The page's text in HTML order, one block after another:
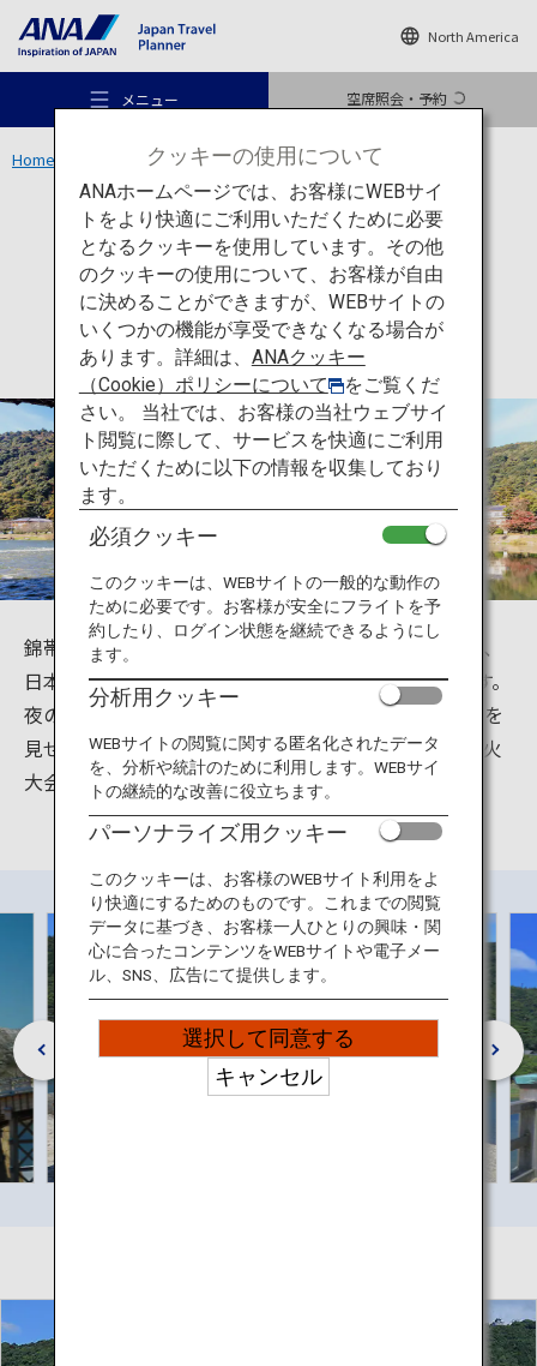
North America
メニュー 空席照会・予約
おすすめの旅
旅のアイデア
行き先
旅のお役立ち情報
ANA サービス
Home 中国エリア 錦帯橋
文化 山口
錦帯橋
錦帯橋は山口県岩国市岩国にある国指定の名勝であり、
日本三名橋の1つと言われる日本を代表する木造橋です。
夜のライトアップは特に人気。また、四季折々の表情を
見せてくれる錦帯橋は、桜の時期や周辺で行われる花火
大会の時はより一層、観光客を楽しませています。
クッキーの使用について
ANAホームページでは、お客様にWEBサイ
トをより快適にご利用いただくために必要
となるクッキーを使用しています。その他
のクッキーの使用について、お客様が自由
に決めることができますが、WEBサイトの
いくつかの機能が享受できなくなる場合が
あります。詳細は、 ANAクッキー
（Cookie）ポリシーについて
をご覧くだ
さい。 当社では、お客様の当社ウェブサイ
ト閲覧に際して、サービスを快適にご利用
いただくために以下の情報を収集しており
ます。
必須クッキー
このクッキーは、WEBサイトの一般的な動作の
ために必要です。お客様が安全にフライトを予
約したり、ログイン状態を継続できるようにし
ます。
分析用クッキー
WEBサイトの閲覧に関する匿名化されたデータ
を、分析や統計のために利用します。WEBサイ
トの継続的な改善に役立ちます。
パーソナライズ用クッキー
このクッキーは、お客様のWEBサイト利用をよ
り快適にするためのものです。これまでの閲覧
データに基づき、お客様一人ひとりの興味・関
心に合ったコンテンツをWEBサイトや電子メー
ル、SNS、広告にて提供します。
選択して同意する
キャンセル